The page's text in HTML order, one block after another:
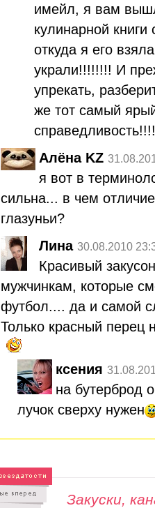
имейл, я вам
кулинарной
откуда я его
украли!!!!!!!! И
упрекать,
же тот самый
Алёна KZ
я вот в
сильна... в чем
глазуньи?
Лина 30.08.2010
Красивый
мужчинкам, которые
футбол.... да и самой
Только красный
ксения
на бутерброд
лучок сверху нужен
Закуски,